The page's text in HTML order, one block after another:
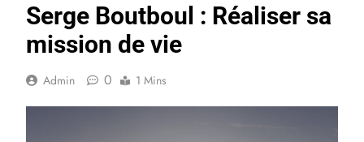
Serge Boutboul : Réaliser sa
mission de vie
Admin 0 1 Mins